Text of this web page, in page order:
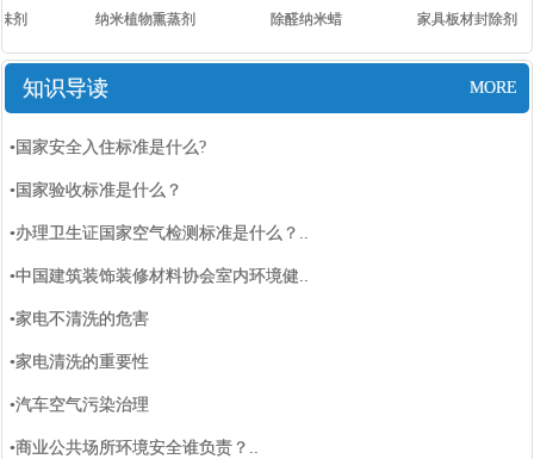
剂 纳米植物熏蒸剂 除醛纳米蜡 家具板材封除剂
知识导读 MORE
•国家安全入住标准是什么?
•国家验收标准是什么？
•办理卫生证国家空气检测标准是什么？..
•中国建筑装饰装修材料协会室内环境健..
•家电不清洗的危害
•家电清洗的重要性
•汽车空气污染治理
•商业公共场所环境安全谁负责？..